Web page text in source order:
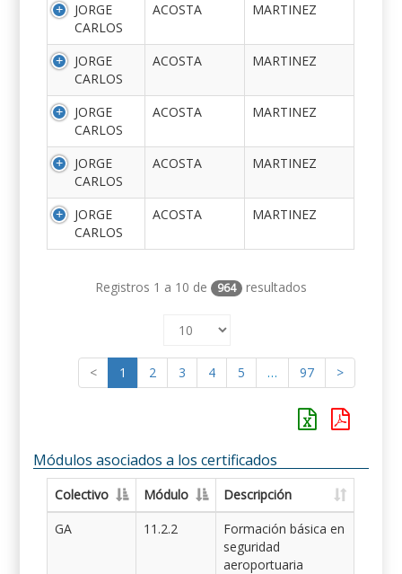
JORGE
CARLOS
ACOSTA MARTINEZ
JORGE
CARLOS
ACOSTA MARTINEZ
JORGE
CARLOS
ACOSTA MARTINEZ
JORGE
CARLOS
ACOSTA MARTINEZ
JORGE
CARLOS
ACOSTA MARTINEZ
Registros 1 a 10 de 964 resultados
< 1 2 3 4 5 … 97 >
Módulos asociados a los certificados
Colectivo Módulo
Descripción
GA
11.2.2
Formación básica en
seguridad
aeroportuaria